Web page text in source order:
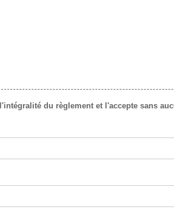
du règlement et l'accepte sans